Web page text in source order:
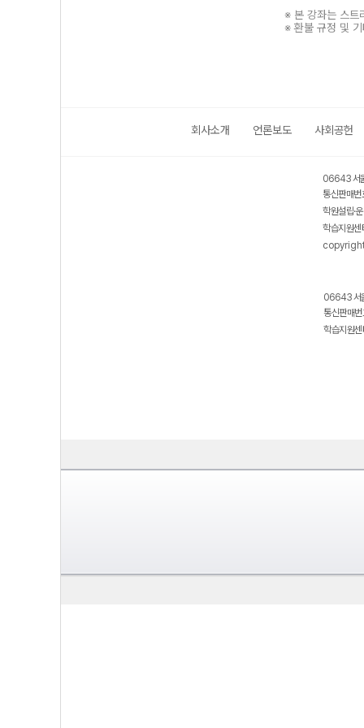
※ 본 강좌는 스트
※ 환불 규정 및
회사소개 언론보도 사회공헌
06643 서
통신판매
학원설립·
학습지원
06643 서
통신판매
학습지원